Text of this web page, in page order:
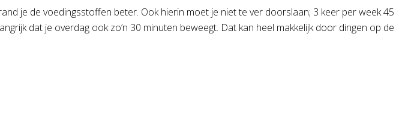
je de voedingsstoffen beter. Ook hierin moet je niet te ver doorslaan; 3 keer per week 45
dat je overdag ook zo’n 30 minuten beweegt. Dat kan heel makkelijk door dingen op de